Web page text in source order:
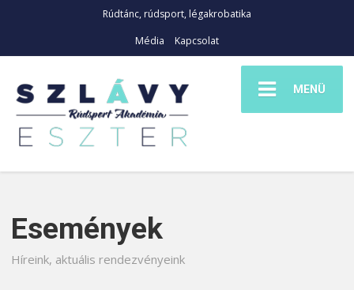
Rúdtánc, rúdsport, légakrobatika
Média
Kapcsolat
MENÜ
Események
Híreink, aktuális rendezvényeink